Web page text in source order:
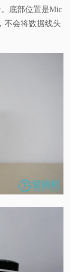
底部位置是Mic
不会将数据线头